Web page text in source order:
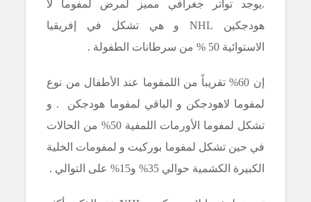
.يوجد تواتر جغرافي مميز لمرض لمفوما لا
هودجكين NHL
و هي تشكل في إفريقيا
الاستوائية 50 % من سرطانات الطفولة .
إن 60% تقريباً من اللمفوما عند الأطفال من نوع
لمفوما لاهودجكن و الباقي لمفوما هودجكن . و
تشكل لمفوما الأورمات اللمفية 50% من الحالات
في حين تشكل لمفوما بوركيت و لمفومات الخلية
الكبيرة الكشمية حوالي 35% و15% على التوالي .